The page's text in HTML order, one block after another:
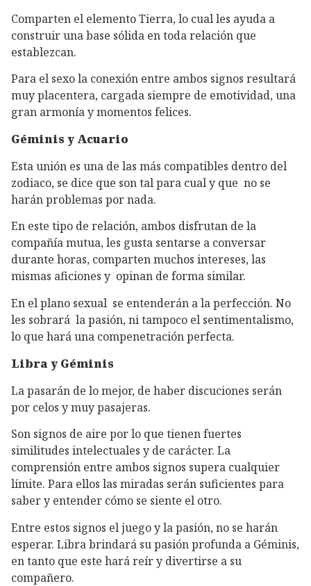
Comparten el elemento Tierra, lo cual les ayuda a
construir una base sólida en toda relación que
establezcan.
Para el sexo la conexión entre ambos signos resultará
muy placentera, cargada siempre de emotividad, una
gran armonía y momentos felices.
Géminis y Acuario
Esta unión es una de las más compatibles dentro del
zodiaco, se dice que son tal para cual y que no se
harán problemas por nada.
En este tipo de relación, ambos disfrutan de la
compañía mutua, les gusta sentarse a conversar
durante horas, comparten muchos intereses, las
mismas aficiones y opinan de forma similar.
En el plano sexual se entenderán a la perfección. No
les sobrará la pasión, ni tampoco el sentimentalismo,
lo que hará una compenetración perfecta.
Libra y Géminis
La pasarán de lo mejor, de haber discuciones serán
por celos y muy pasajeras.
Son signos de aire por lo que tienen fuertes
similitudes intelectuales y de carácter. La
comprensión entre ambos signos supera cualquier
límite. Para ellos las miradas serán suficientes para
saber y entender cómo se siente el otro.
Entre estos signos el juego y la pasión, no se harán
esperar. Libra brindará su pasión profunda a Géminis,
en tanto que este hará reír y divertirse a su
compañero.